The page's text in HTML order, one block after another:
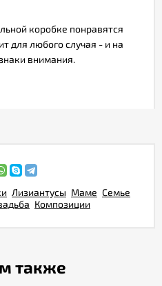
коробке понравятся
для любого случая - и на
внимания.
Лизиантусы Маме Семье
Композиции
также